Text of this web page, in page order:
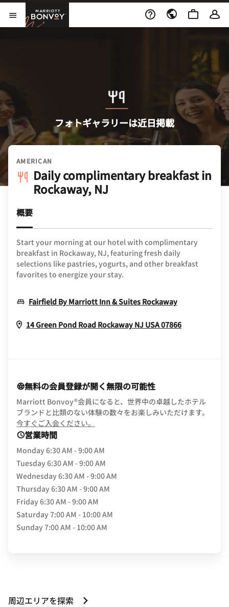
Skip to Content
メニューを開く
Marriott Bonvoy
フォトギャラリーは近日掲載
AMERICAN
Daily complimentary breakfast in
Rockaway, NJ
概要
Start your morning at our hotel with complimentary
breakfast in Rockaway, NJ, featuring fresh daily
selections like pastries, yogurts, and other breakfast
favorites to energize your stay.
Fairfield By Marriott Inn & Suites RockawayOpens In
14 Green Pond Road Rockaway NJ USA07866Opens In
無料の会員登録が開く無限の可能性
Marriott Bonvoy®会員になると、世界中の卓越したホテル
ブランドと比類のない体験の数々をお楽しみいただけます。
今すぐご入会ください。
営業時間
Monday6:30 AM - 9:00 AM
Tuesday6:30 AM - 9:00 AM
Wednesday6:30 AM - 9:00 AM
Thursday6:30 AM - 9:00 AM
Friday6:30 AM - 9:00 AM
Saturday7:00 AM - 10:00 AM
Sunday7:00 AM - 10:00 AM
周辺エリアを探索